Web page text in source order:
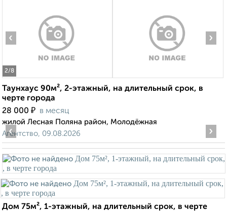
2/8
‹ ›
Таунхаус 90м², 2-этажный, на длительный срок, в
черте города
28 000 ₽ в месяц
жилой Лесная Поляна район, Молодёжная
Агентство, 09.08.2026
‹ ›
Дом 75м², 1-этажный, на длительный срок, в черте